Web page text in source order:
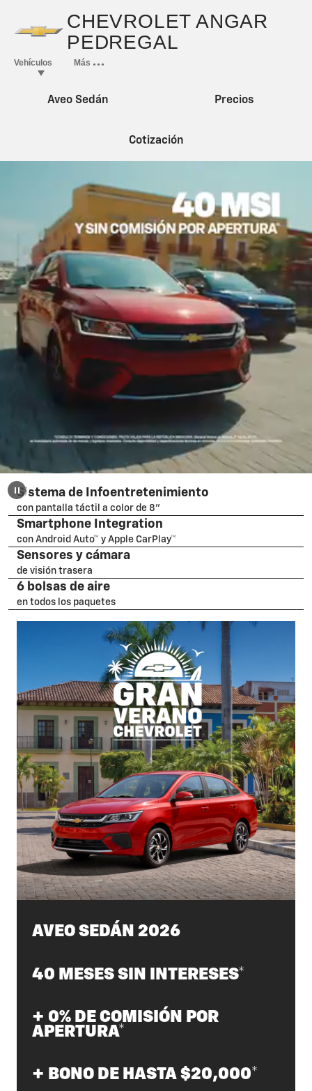
Aveo Sedán Precios
Cotización
Sistema de Infoentretenimiento
con pantalla táctil a color de 8"
Smartphone Integration
con Android Auto™ y Apple CarPlay™
Sensores y cámara
de visión trasera
6 bolsas de aire
en todos los paquetes
AVEO SEDÁN 2026
40 MESES SIN INTERESES*
+ 0% DE COMISIÓN POR
APERTURA*
+ BONO DE HASTA $20,000*